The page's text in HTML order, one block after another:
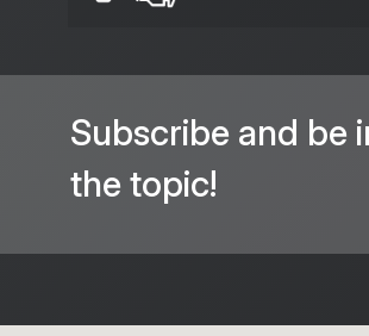
Subscribe and be
the topic!